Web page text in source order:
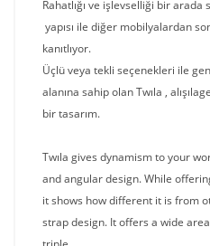
Rahatlığı ve işlevselliği bir arada
yapısı ile diğer mobilyalardan
kanıtlıyor.
Üçlü veya tekli seçenekleri ile
alanına sahip olan Twıla ,
bir tasarım.
Twıla gives dynamism to your
and angular design. While
it shows how different it is from
strap design. It offers a wide